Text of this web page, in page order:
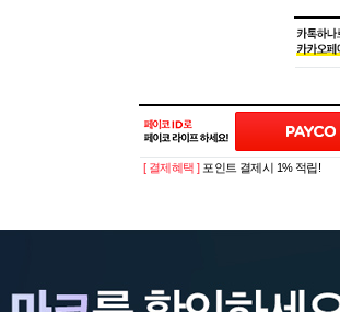
[ 결제혜택 ] 포인트 결제시 1% 적립!